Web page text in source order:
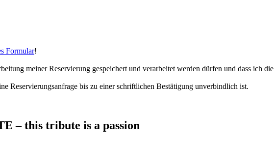
Formular!
meiner Reservierung gespeichert und verarbeitet werden dürfen und dass ich die
Reservierungsanfrage bis zu einer schriftlichen Bestätigung unverbindlich ist.
– this tribute is a passion